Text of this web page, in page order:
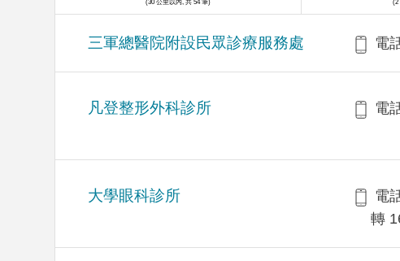
(30 公里以內, 共 54 筆)
三軍總醫院附設民眾診療服務處 電
凡登整形外科診所 電
大學眼科診所
電
轉
(2